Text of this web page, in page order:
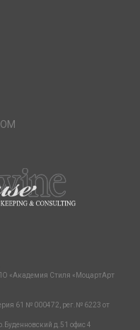
«Академия Стиля «МоцартАрт
61 № 000472, рег.№ 6223 от
д.51 офис 4